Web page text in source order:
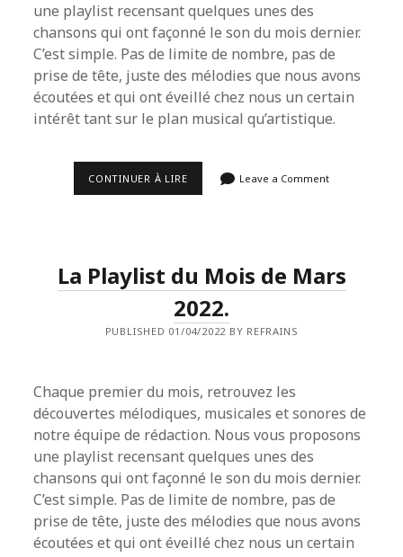
une playlist recensant quelques unes des
chansons qui ont façonné le son du mois dernier.
C’est simple. Pas de limite de nombre, pas de
prise de tête, juste des mélodies que nous avons
écoutées et qui ont éveillé chez nous un certain
intérêt tant sur le plan musical qu’artistique.
CONTINUER À LIRELA
Leave a Comment
La Playlist du Mois de Mars
2022.
PUBLISHED 01/04/2022 BY REFRAINS
Chaque premier du mois, retrouvez les
découvertes mélodiques, musicales et sonores de
notre équipe de rédaction. Nous vous proposons
une playlist recensant quelques unes des
chansons qui ont façonné le son du mois dernier.
C’est simple. Pas de limite de nombre, pas de
prise de tête, juste des mélodies que nous avons
écoutées et qui ont éveillé chez nous un certain